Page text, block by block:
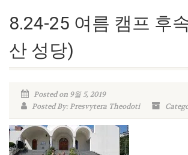
8.24-25 여름 캠프 후
산 성당)
Posted on 9월 5, 2019
Posted By: Presvytera Theodoti